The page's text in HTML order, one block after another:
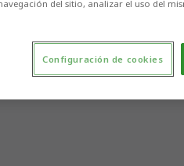
del sitio, analizar el uso del
Configuración de cookies